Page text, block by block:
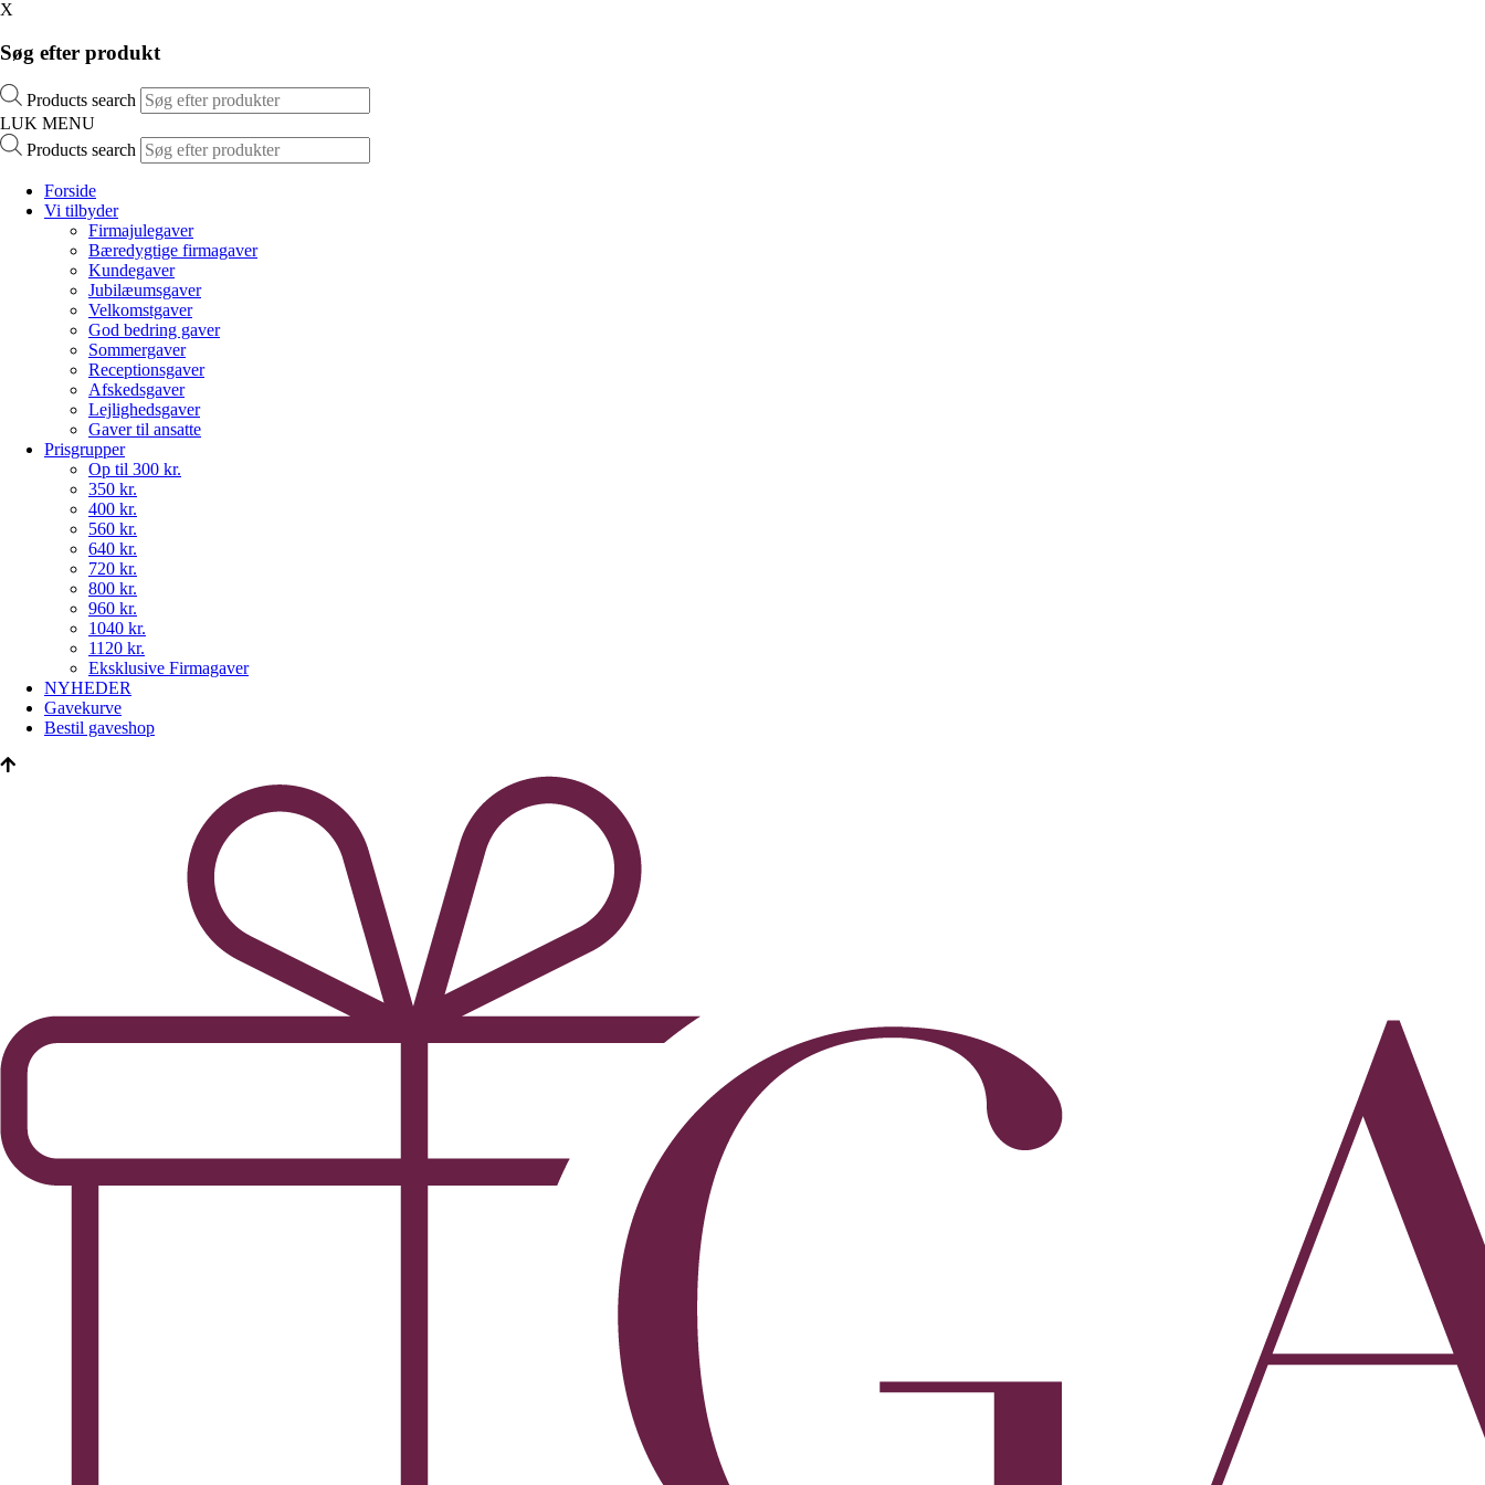
X
Søg efter produkt
Products search
LUK MENU
Products search
Forside
Vi tilbyder
Firmajulegaver
Bæredygtige firmagaver
Kundegaver
Jubilæumsgaver
Velkomstgaver
God bedring gaver
Sommergaver
Receptionsgaver
Afskedsgaver
Lejlighedsgaver
Gaver til ansatte
Prisgrupper
Op til 300 kr.
350 kr.
400 kr.
560 kr.
640 kr.
720 kr.
800 kr.
960 kr.
1040 kr.
1120 kr.
Eksklusive Firmagaver
NYHEDER
Gavekurve
Bestil gaveshop